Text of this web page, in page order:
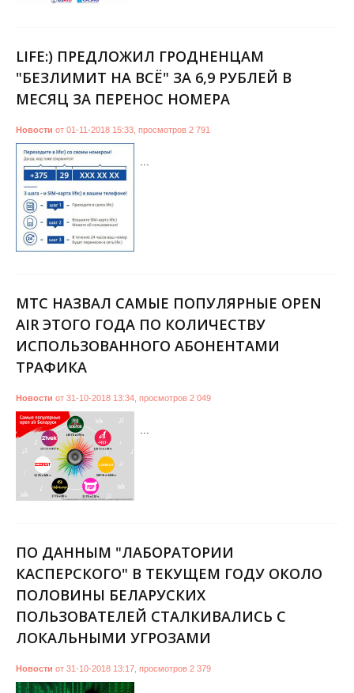
LIFE:) ПРЕДЛОЖИЛ ГРОДНЕНЦАМ
"БЕЗЛИМИТ НА ВСЁ" ЗА 6,9 РУБЛЕЙ В
МЕСЯЦ ЗА ПЕРЕНОС НОМЕРА
Новости от 01-11-2018 15:33 просмотров 2 791
МТС НАЗВАЛ САМЫЕ ПОПУЛЯРНЫЕ OPEN
AIR ЭТОГО ГОДА ПО КОЛИЧЕСТВУ
ИСПОЛЬЗОВАННОГО АБОНЕНТАМИ
ТРАФИКА
Новости от 31-10-2018 13:34 просмотров 2 049
ПО ДАННЫМ "ЛАБОРАТОРИИ
КАСПЕРСКОГО" В ТЕКУЩЕМ ГОДУ ОКОЛО
ПОЛОВИНЫ БЕЛАРУСКИХ
ПОЛЬЗОВАТЕЛЕЙ СТАЛКИВАЛИСЬ С
ЛОКАЛЬНЫМИ УГРОЗАМИ
Новости от 31-10-2018 13:17 просмотров 2 379